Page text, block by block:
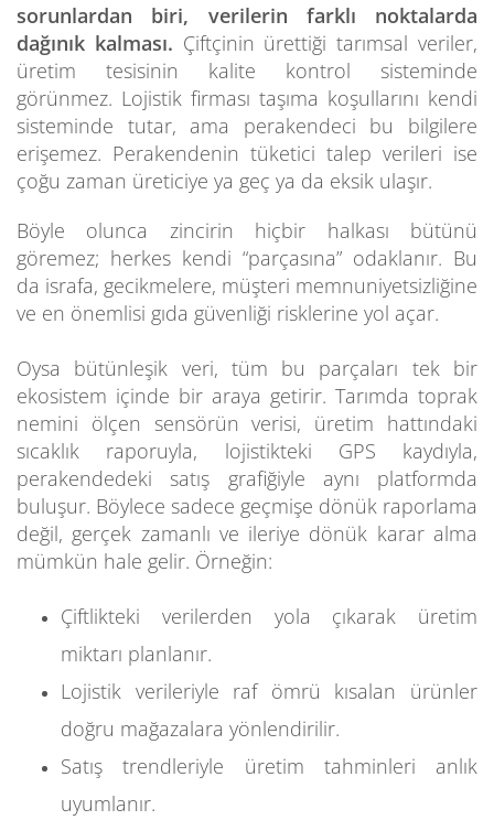
sorunlardan biri, verilerin farklı noktalarda
dağınık kalması. Çiftçinin ürettiği tarımsal veriler,
üretim tesisinin kalite kontrol sisteminde
görünmez. Lojistik firması taşıma koşullarını kendi
sisteminde tutar, ama perakendeci bu bilgilere
erişemez. Perakendenin tüketici talep verileri ise
çoğu zaman üreticiye ya geç ya da eksik ulaşır.
Böyle olunca zincirin hiçbir halkası bütünü
göremez; herkes kendi “parçasına” odaklanır. Bu
da israfa, gecikmelere, müşteri memnuniyetsizliğine
ve en önemlisi gıda güvenliği risklerine yol açar.
Oysa bütünleşik veri, tüm bu parçaları tek bir
ekosistem içinde bir araya getirir. Tarımda toprak
nemini ölçen sensörün verisi, üretim hattındaki
sıcaklık raporuyla, lojistikteki GPS kaydıyla,
perakendedeki satış grafiğiyle aynı platformda
buluşur. Böylece sadece geçmişe dönük raporlama
değil, gerçek zamanlı ve ileriye dönük karar alma
mümkün hale gelir. Örneğin:
Çiftlikteki verilerden yola çıkarak üretim
miktarı planlanır.
Lojistik verileriyle raf ömrü kısalan ürünler
doğru mağazalara yönlendirilir.
Satış trendleriyle üretim tahminleri anlık
uyumlanır.